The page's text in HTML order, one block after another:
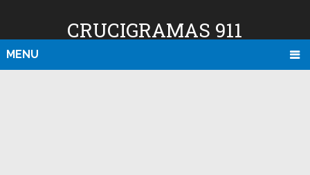
CRUCIGRAMAS 911
MENU